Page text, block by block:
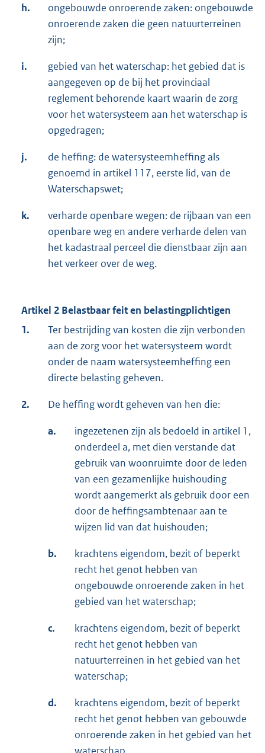
h.
ongebouwde onroerende zaken: ongebouwde
onroerende zaken die geen natuurterreinen
zijn;
i.
gebied van het waterschap: het gebied dat is
aangegeven op de bij het provinciaal
reglement behorende kaart waarin de zorg
voor het watersysteem aan het waterschap is
opgedragen;
j.
de heffing: de watersysteemheffing als
genoemd in artikel 117, eerste lid, van de
Waterschapswet;
k.
verharde openbare wegen: de rijbaan van een
openbare weg en andere verharde delen van
het kadastraal perceel die dienstbaar zijn aan
het verkeer over de weg.
Artikel 2 Belastbaar feit en belastingplichtigen
1.
Ter bestrijding van kosten die zijn verbonden
aan de zorg voor het watersysteem wordt
onder de naam watersysteemheffing een
directe belasting geheven.
2. De heffing wordt geheven van hen die:
a.
ingezetenen zijn als bedoeld in artikel 1,
onderdeel a, met dien verstande dat
gebruik van woonruimte door de leden
van een gezamenlijke huishouding
wordt aangemerkt als gebruik door een
door de heffingsambtenaar aan te
wijzen lid van dat huishouden;
b.
krachtens eigendom, bezit of beperkt
recht het genot hebben van
ongebouwde onroerende zaken in het
gebied van het waterschap;
c.
krachtens eigendom, bezit of beperkt
recht het genot hebben van
natuurterreinen in het gebied van het
waterschap;
d.
krachtens eigendom, bezit of beperkt
recht het genot hebben van gebouwde
onroerende zaken in het gebied van het